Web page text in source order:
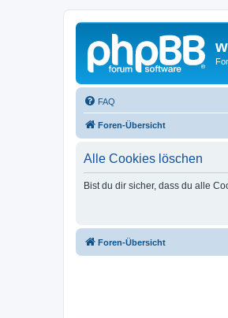
FAQ
Foren-Übersicht
Alle Cookies löschen
Bist du dir sicher, dass du alle
Foren-Übersicht